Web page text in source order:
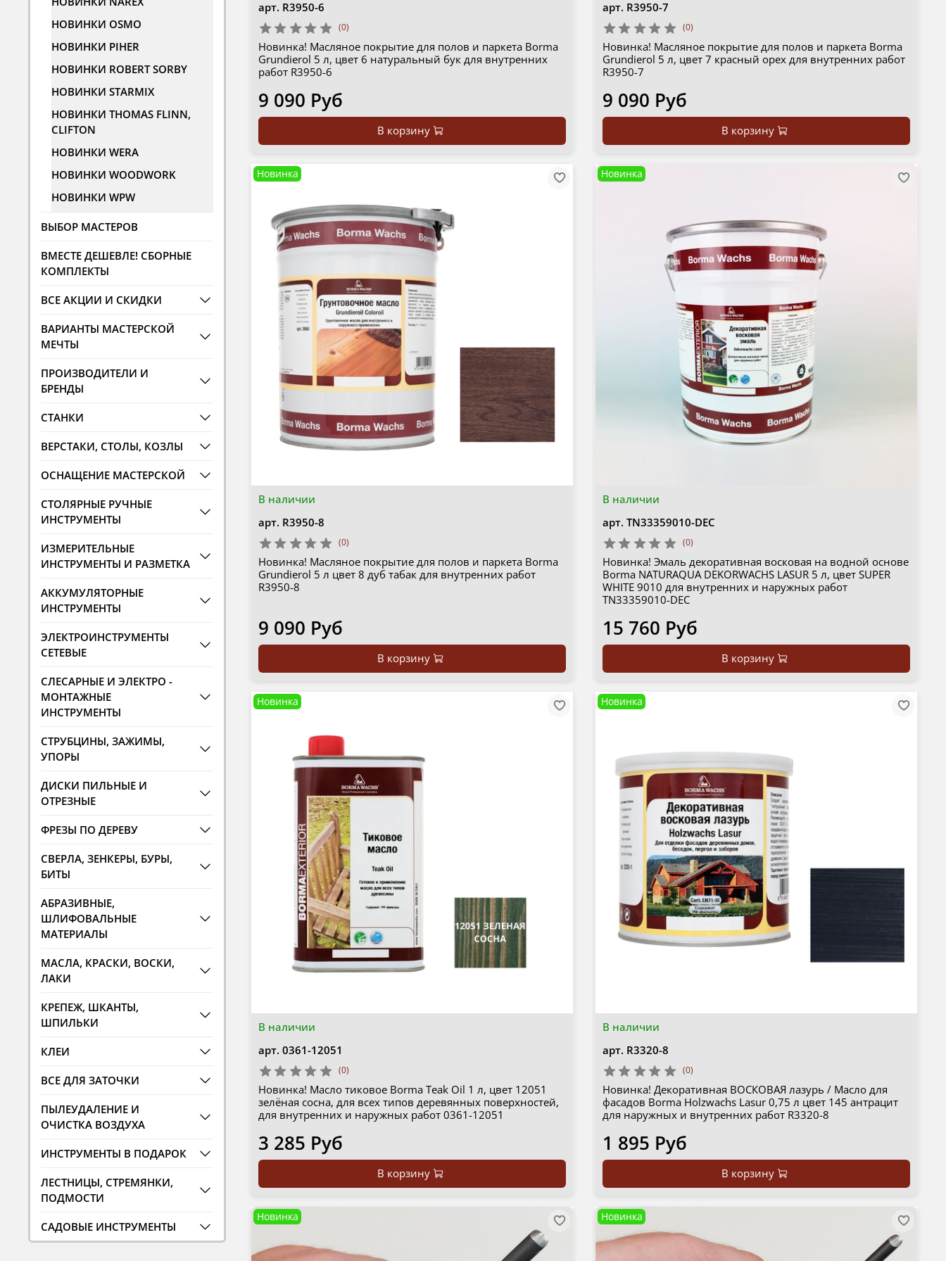
арт. R3950-6
(0)
Новинка! Масляное покрытие для полов и паркета Borma
Grundierol 5 л, цвет 6 натуральный бук для внутренних
работ R3950-6
9 090 Руб
В корзину
арт. R3950-7
(0)
Новинка! Масляное покрытие для полов и паркета Borma
Grundierol 5 л, цвет 7 красный орех для внутренних работ
R3950-7
9 090 Руб
В корзину
В наличии
Новинка
арт. R3950-8
(0)
Новинка! Масляное покрытие для полов и паркета Borma
Grundierol 5 л цвет 8 дуб табак для внутренних работ
R3950-8
9 090 Руб
В корзину
В наличии
Новинка
арт. TN33359010-DEC
(0)
Новинка! Эмаль декоративная восковая на водной основе
Borma NATURAQUA DEKORWACHS LASUR 5 л, цвет SUPER
WHITE 9010 для внутренних и наружных работ
TN33359010-DEC
15 760 Руб
В корзину
В наличии
Новинка
арт. 0361-12051
(0)
Новинка! Масло тиковое Borma Teak Oil 1 л, цвет 12051
зелёная сосна, для всех типов деревянных поверхностей,
для внутренних и наружных работ 0361-12051
3 285 Руб
В корзину
В наличии
Новинка
арт. R3320-8
(0)
Новинка! Декоративная ВОСКОВАЯ лазурь / Масло для
фасадов Borma Holzwachs Lasur 0,75 л цвет 145 антрацит
для наружных и внутренних работ R3320-8
1 895 Руб
В корзину
Новинка Новинка
НОВИНКИ OSMO
НОВИНКИ PIHER
НОВИНКИ ROBERT SORBY
НОВИНКИ STARMIX
НОВИНКИ THOMAS FLINN,
CLIFTON
НОВИНКИ WERA
НОВИНКИ WOODWORK
НОВИНКИ WPW
ВЫБОР МАСТЕРОВ
ВМЕСТЕ ДЕШЕВЛЕ! СБОРНЫЕ
КОМПЛЕКТЫ
ВСЕ АКЦИИ И СКИДКИ
ВАРИАНТЫ МАСТЕРСКОЙ
МЕЧТЫ
ПРОИЗВОДИТЕЛИ И
БРЕНДЫ
СТАНКИ
ВЕРСТАКИ, СТОЛЫ, КОЗЛЫ
ОСНАЩЕНИЕ МАСТЕРСКОЙ
СТОЛЯРНЫЕ РУЧНЫЕ
ИНСТРУМЕНТЫ
ИЗМЕРИТЕЛЬНЫЕ
ИНСТРУМЕНТЫ И РАЗМЕТКА
АККУМУЛЯТОРНЫЕ
ИНСТРУМЕНТЫ
ЭЛЕКТРОИНСТРУМЕНТЫ
СЕТЕВЫЕ
СЛЕСАРНЫЕ И ЭЛЕКТРО -
МОНТАЖНЫЕ
ИНСТРУМЕНТЫ
СТРУБЦИНЫ, ЗАЖИМЫ,
УПОРЫ
ДИСКИ ПИЛЬНЫЕ И
ОТРЕЗНЫЕ
ФРЕЗЫ ПО ДЕРЕВУ
СВЕРЛА, ЗЕНКЕРЫ, БУРЫ,
БИТЫ
АБРАЗИВНЫЕ,
ШЛИФОВАЛЬНЫЕ
МАТЕРИАЛЫ
МАСЛА, КРАСКИ, ВОСКИ,
ЛАКИ
КРЕПЕЖ, ШКАНТЫ,
ШПИЛЬКИ
КЛЕИ
ВСЕ ДЛЯ ЗАТОЧКИ
ПЫЛЕУДАЛЕНИЕ И
ОЧИСТКА ВОЗДУХА
ИНСТРУМЕНТЫ В ПОДАРОК
ЛЕСТНИЦЫ, СТРЕМЯНКИ,
ПОДМОСТИ
САДОВЫЕ ИНСТРУМЕНТЫ